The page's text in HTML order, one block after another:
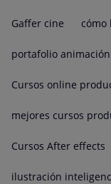
Gaffer cine cómo
portafolio animación
Cursos online
mejores cursos
Cursos After effects
ilustración